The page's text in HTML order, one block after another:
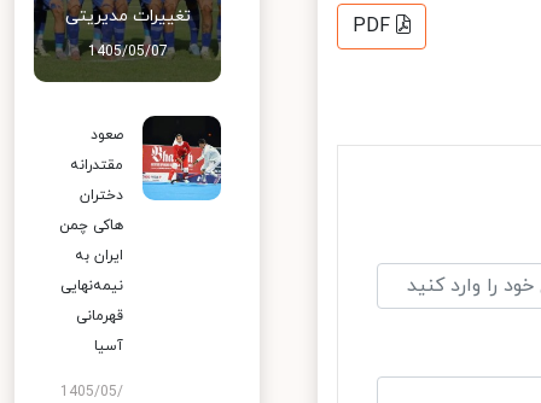
PDF
تغییرات مدیریتی
1405/05/07
صعود
مقتدرانه
دختران
هاکی چمن
ایران به
نیمه‌نهایی
قهرمانی
آسیا
1405/05/